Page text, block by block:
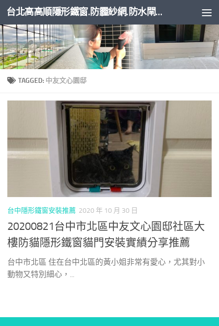
Skip to content 台北高高順隱形鐵窗.防霾紗網.防水閘門
TAGGED: 中友文心園邸
台中隱形鐵窗安裝推薦 2020 年 10 月 30 日
20200821台中市北區中友文心園邸社區大
樓防貓隱形鐵窗貓門安裝實績分享推薦
台中市北區 住在台中北區的黃小姐非常有愛心，尤其對小
動物又特別細心，...